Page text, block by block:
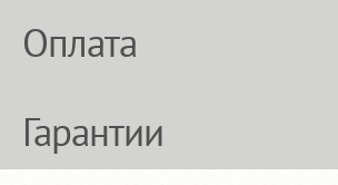
Оплата
Гарантии